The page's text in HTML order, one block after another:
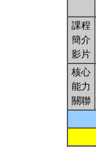
課程
簡介
影片
核心
能力
關聯